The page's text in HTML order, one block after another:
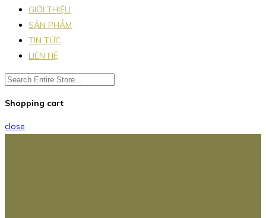
GIỚI THIỆU
SẢN PHẨM
TIN TỨC
LIÊN HỆ
Shopping cart
close